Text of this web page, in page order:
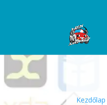
Kezdőlap